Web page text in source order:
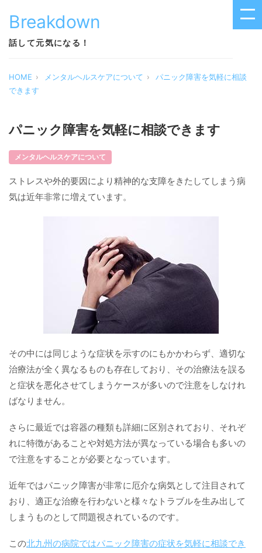
Breakdown
話して元気になる！
HOME メンタルヘルスケアについて
パニック障害を気軽に相談
できます
パニック障害を気軽に相談できます
メンタルヘルスケアについて
ストレスや外的要因により精神的な支障をきたしてしまう病
気は近年非常に増えています。
その中には同じような症状を示すのにもかかわらず、適切な
治療法が全く異なるものも存在しており、その治療法を誤る
と症状を悪化させてしまうケースが多いので注意をしなけれ
ばなりません。
さらに最近では容器の種類も詳細に区別されており、それぞ
れに特徴があることや対処方法が異なっている場合も多いの
で注意をすることが必要となっています。
近年ではパニック障害が非常に厄介な病気として注目されて
おり、適正な治療を行わないと様々なトラブルを生み出して
しまうものとして問題視されているのです。
この北九州の病院ではパニック障害の症状を気軽に相談でき